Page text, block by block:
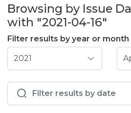
& Collections
Browse repository
Entities
Browsing by Issue
with "2021-04-16"
Filter results by year or month